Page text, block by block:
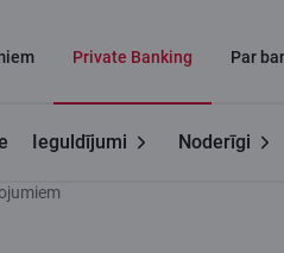
Private Banking Par
Ieguldījumi Noderīgi